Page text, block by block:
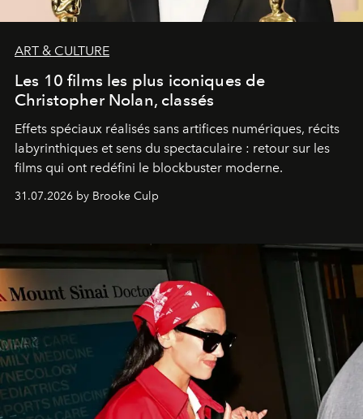
ART & CULTURE
Les 10 films les plus iconiques de
Christopher Nolan, classés
Effets spéciaux réalisés sans artifices numériques, récits
labyrinthiques et sens du spectaculaire : retour sur les
films qui ont redéfini le blockbuster moderne.
31.07.2026 by Brooke Culp